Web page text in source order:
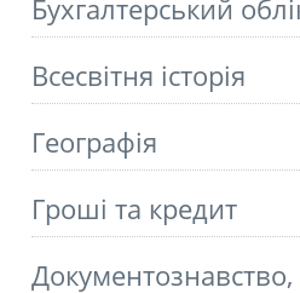
Бухгалтерський
Всесвітня історія
Географія
Гроші та кредит
Документознавство,